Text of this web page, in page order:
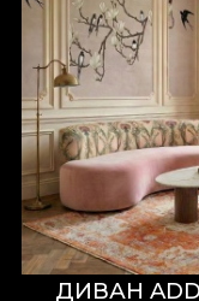
ДИВАН